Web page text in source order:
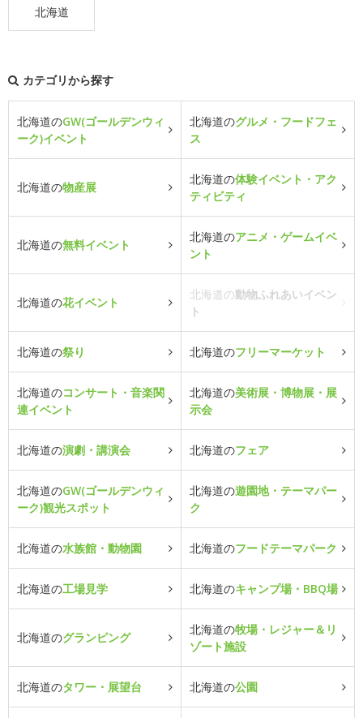
北海道
カテゴリから探す
北海道のGW(ゴールデンウィ
ーク)イベント
北海道のグルメ・フードフェ
ス
北海道の物産展
北海道の体験イベント・アク
ティビティ
北海道の無料イベント
北海道のアニメ・ゲームイベ
ント
北海道の花イベント
北海道の動物ふれあいイベン
ト
北海道の祭り 北海道のフリーマーケット
北海道のコンサート・音楽関
連イベント
北海道の美術展・博物展・展
示会
北海道の演劇・講演会 北海道のフェア
北海道のGW(ゴールデンウィ
ーク)観光スポット
北海道の遊園地・テーマパー
ク
北海道の水族館・動物園 北海道のフードテーマパーク
北海道の工場見学 北海道のキャンプ場・BBQ場
北海道のグランピング
北海道の牧場・レジャー＆リ
ゾート施設
北海道のタワー・展望台 北海道の公園